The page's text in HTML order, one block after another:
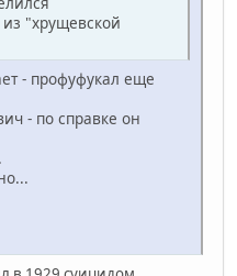
"хрущевской
- профуфукал еще
- по справке он